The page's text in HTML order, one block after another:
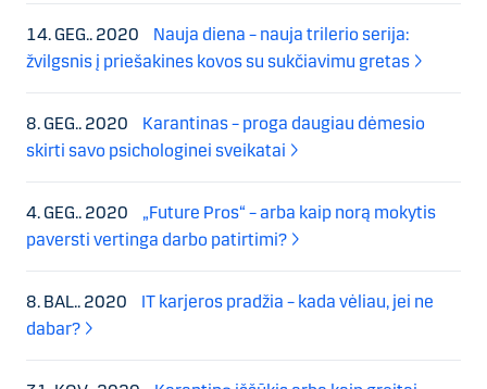
14. GEG.. 2020
Nauja diena – nauja trilerio serija:
žvilgsnis į priešakines kovos su sukčiavimu gretas
8. GEG.. 2020
Karantinas – proga daugiau dėmesio
skirti savo psichologinei sveikatai
4. GEG.. 2020
„Future Pros“ – arba kaip norą mokytis
paversti vertinga darbo patirtimi?
8. BAL.. 2020
IT karjeros pradžia – kada vėliau, jei ne
dabar?